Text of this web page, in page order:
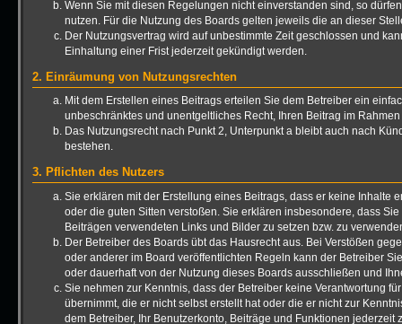
Wenn Sie mit diesen Regelungen nicht einverstanden sind, so
nutzen. Für die Nutzung des Boards gelten jeweils die an dieser
Der Nutzungsvertrag wird auf unbestimmte Zeit geschlossen und
Einhaltung einer Frist jederzeit gekündigt werden.
2. Einräumung von Nutzungsrechten
Mit dem Erstellen eines Beitrags erteilen Sie dem Betreiber ein
unbeschränktes und unentgeltliches Recht, Ihren Beitrag im
Das Nutzungsrecht nach Punkt 2, Unterpunkt a bleibt auch nach
bestehen.
3. Pflichten des Nutzers
Sie erklären mit der Erstellung eines Beitrags, dass er keine Inhalte
oder die guten Sitten verstoßen. Sie erklären insbesondere, dass
Beiträgen verwendeten Links und Bilder zu setzen bzw. zu
Der Betreiber des Boards übt das Hausrecht aus. Bei Verstößen
oder anderer im Board veröffentlichten Regeln kann der Betreiber
oder dauerhaft von der Nutzung dieses Boards ausschließen und
Sie nehmen zur Kenntnis, dass der Betreiber keine Verantwortung
übernimmt, die er nicht selbst erstellt hat oder die er nicht zur
dem Betreiber, Ihr Benutzerkonto, Beiträge und Funktionen jederzeit